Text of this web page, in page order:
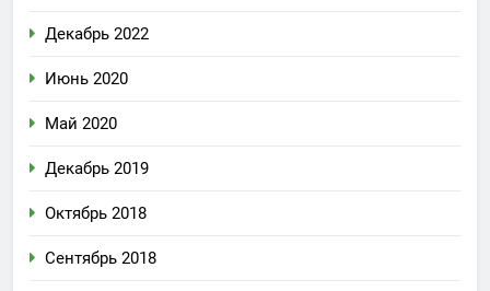
Декабрь 2022
Июнь 2020
Май 2020
Декабрь 2019
Октябрь 2018
Сентябрь 2018